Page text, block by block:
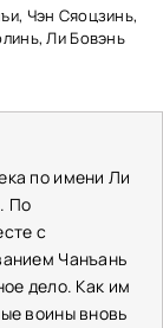
Чэн Сяоцзинь,
Ли Бовэнь
по имени Ли
По
с
Чанъань
дело. Как им
воины вновь